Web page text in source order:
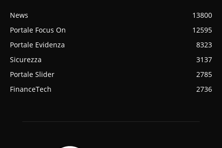
News
13800
Portale Focus On
12595
Portale Evidenza
8323
Sicurezza
3137
Portale Slider
2785
FinanceTech
2736